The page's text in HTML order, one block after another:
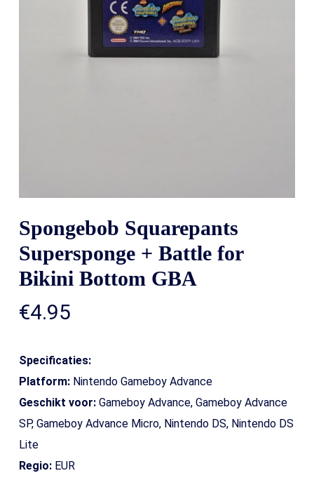
Spongebob Squarepants
Supersponge + Battle for
Bikini Bottom GBA
€4.95
Specificaties:
Platform:Nintendo Gameboy Advance
Geschikt voor:Gameboy Advance, Gameboy Advance
SP, Gameboy Advance Micro, Nintendo DS, Nintendo DS
Lite
Regio:EUR